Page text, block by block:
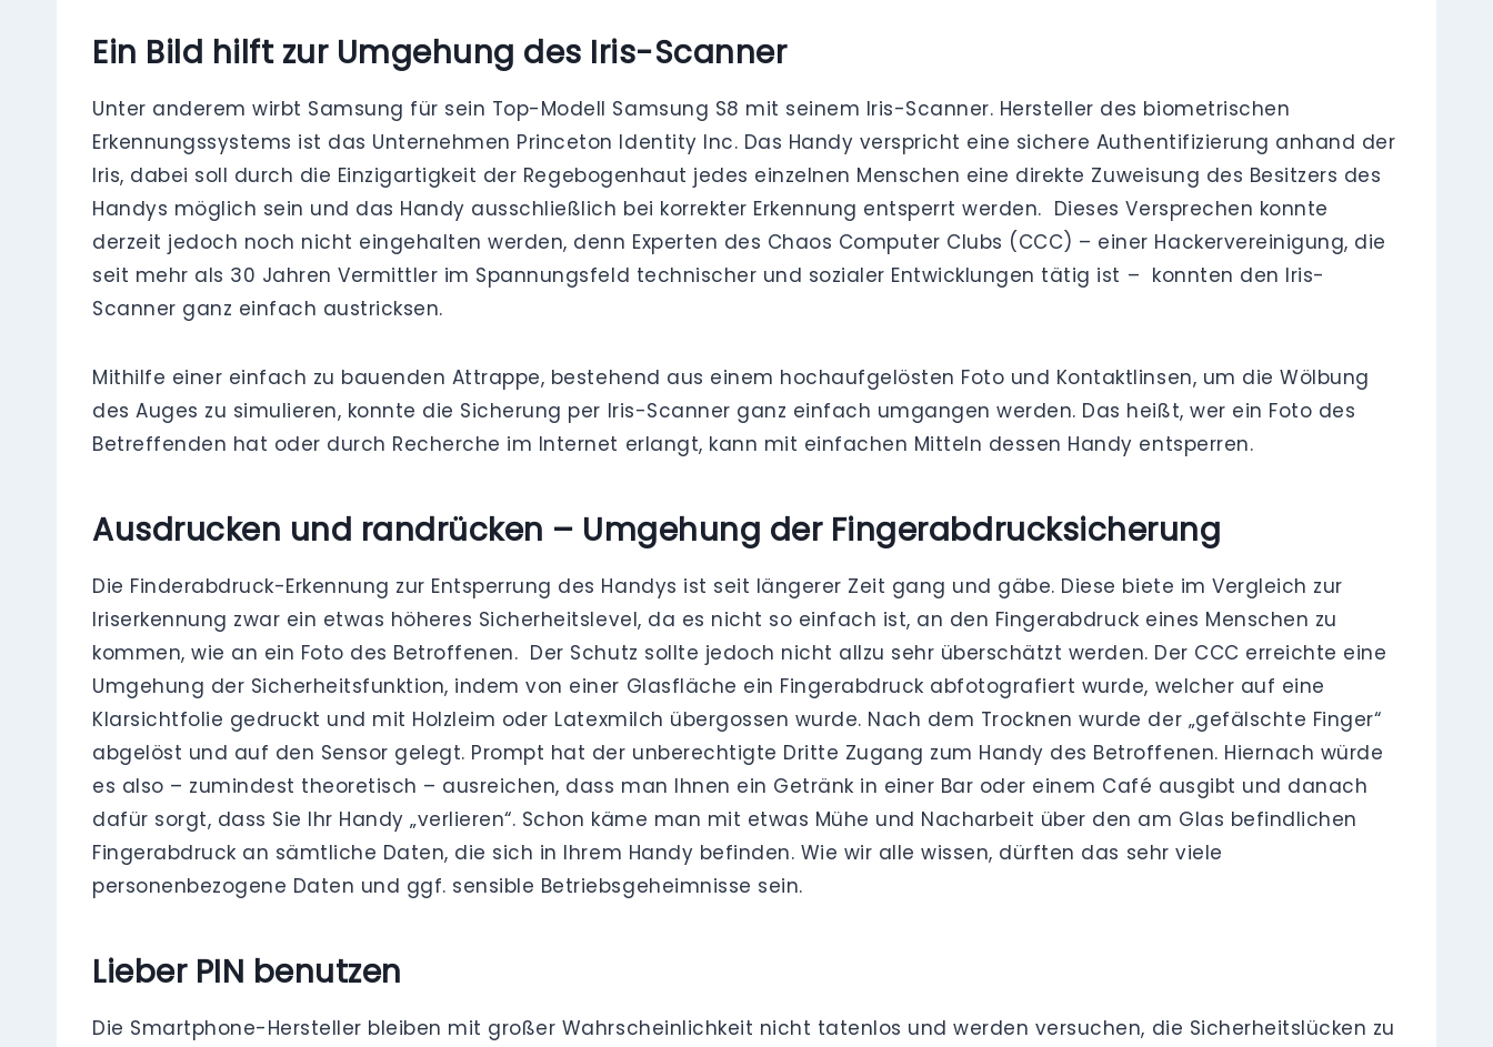
Ein Bild hilft zur Umgehung des Iris-Scanner
Unter anderem wirbt Samsung für sein Top-Modell Samsung S8 mit seinem Iris-Scanner. Hersteller des biometrischen
Erkennungssystems ist das Unternehmen Princeton Identity Inc. Das Handy verspricht eine sichere Authentifizierung anhand der
Iris, dabei soll durch die Einzigartigkeit der Regebogenhaut jedes einzelnen Menschen eine direkte Zuweisung des Besitzers des
Handys möglich sein und das Handy ausschließlich bei korrekter Erkennung entsperrt werden. Dieses Versprechen konnte
derzeit jedoch noch nicht eingehalten werden, denn Experten des Chaos Computer Clubs (CCC) – einer Hackervereinigung, die
seit mehr als 30 Jahren Vermittler im Spannungsfeld technischer und sozialer Entwicklungen tätig ist – konnten den Iris-
Scanner ganz einfach austricksen.
Mithilfe einer einfach zu bauenden Attrappe, bestehend aus einem hochaufgelösten Foto und Kontaktlinsen, um die Wölbung
des Auges zu simulieren, konnte die Sicherung per Iris-Scanner ganz einfach umgangen werden. Das heißt, wer ein Foto des
Betreffenden hat oder durch Recherche im Internet erlangt, kann mit einfachen Mitteln dessen Handy entsperren.
Ausdrucken und randrücken – Umgehung der Fingerabdrucksicherung
Die Finderabdruck-Erkennung zur Entsperrung des Handys ist seit längerer Zeit gang und gäbe. Diese biete im Vergleich zur
Iriserkennung zwar ein etwas höheres Sicherheitslevel, da es nicht so einfach ist, an den Fingerabdruck eines Menschen zu
kommen, wie an ein Foto des Betroffenen. Der Schutz sollte jedoch nicht allzu sehr überschätzt werden. Der CCC erreichte eine
Umgehung der Sicherheitsfunktion, indem von einer Glasfläche ein Fingerabdruck abfotografiert wurde, welcher auf eine
Klarsichtfolie gedruckt und mit Holzleim oder Latexmilch übergossen wurde. Nach dem Trocknen wurde der „gefälschte Finger“
abgelöst und auf den Sensor gelegt. Prompt hat der unberechtigte Dritte Zugang zum Handy des Betroffenen. Hiernach würde
es also – zumindest theoretisch – ausreichen, dass man Ihnen ein Getränk in einer Bar oder einem Café ausgibt und danach
dafür sorgt, dass Sie Ihr Handy „verlieren“. Schon käme man mit etwas Mühe und Nacharbeit über den am Glas befindlichen
Fingerabdruck an sämtliche Daten, die sich in Ihrem Handy befinden. Wie wir alle wissen, dürften das sehr viele
personenbezogene Daten und ggf. sensible Betriebsgeheimnisse sein.
Lieber PIN benutzen
Die Smartphone-Hersteller bleiben mit großer Wahrscheinlichkeit nicht tatenlos und werden versuchen, die Sicherheitslücken zu